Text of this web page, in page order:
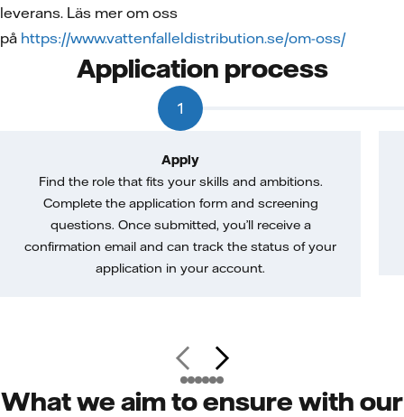
leverans. Läs mer om oss
på https://www.vattenfalleldistribution.se/om-oss/
Application process
1
Apply
Find the role that fits your skills and ambitions.
Complete the application form and screening
questions. Once submitted, you’ll receive a
confirmation email and can track the status of your
application in your account.
What we aim to ensure with our